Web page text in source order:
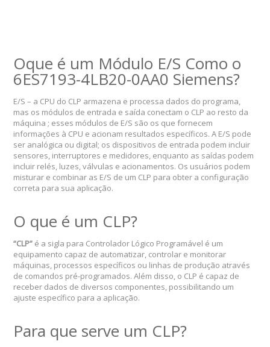
Oque é um Módulo E/S Como o
6ES7193-4LB20-0AA0 Siemens?
E/S – a CPU do CLP armazena e processa dados do programa,
mas os módulos de entrada e saída conectam o CLP ao resto da
máquina ; esses módulos de E/S são os que fornecem
informações à CPU e acionam resultados específicos. A E/S pode
ser analógica ou digital; os dispositivos de entrada podem incluir
sensores, interruptores e medidores, enquanto as saídas podem
incluir relés, luzes, válvulas e acionamentos. Os usuários podem
misturar e combinar as E/S de um CLP para obter a configuração
correta para sua aplicação.
O que é um CLP?
“CLP” é a sigla para Controlador Lógico Programável é um
equipamento capaz de automatizar, controlar e monitorar
máquinas, processos específicos ou linhas de produção através
de comandos pré-programados. Além disso, o CLP é capaz de
receber dados de diversos componentes, possibilitando um
ajuste específico para a aplicação.
Para que serve um CLP?